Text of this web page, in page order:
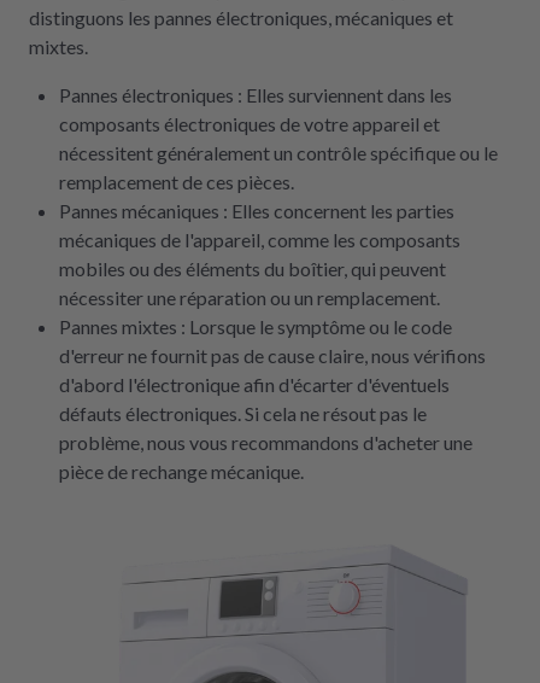
distinguons les pannes électroniques, mécaniques et
mixtes.
Pannes électroniques : Elles surviennent dans les
composants électroniques de votre appareil et
nécessitent généralement un contrôle spécifique ou le
remplacement de ces pièces.
Pannes mécaniques : Elles concernent les parties
mécaniques de l'appareil, comme les composants
mobiles ou des éléments du boîtier, qui peuvent
nécessiter une réparation ou un remplacement.
Pannes mixtes : Lorsque le symptôme ou le code
d'erreur ne fournit pas de cause claire, nous vérifions
d'abord l'électronique afin d'écarter d'éventuels
défauts électroniques. Si cela ne résout pas le
problème, nous vous recommandons d'acheter une
pièce de rechange mécanique.